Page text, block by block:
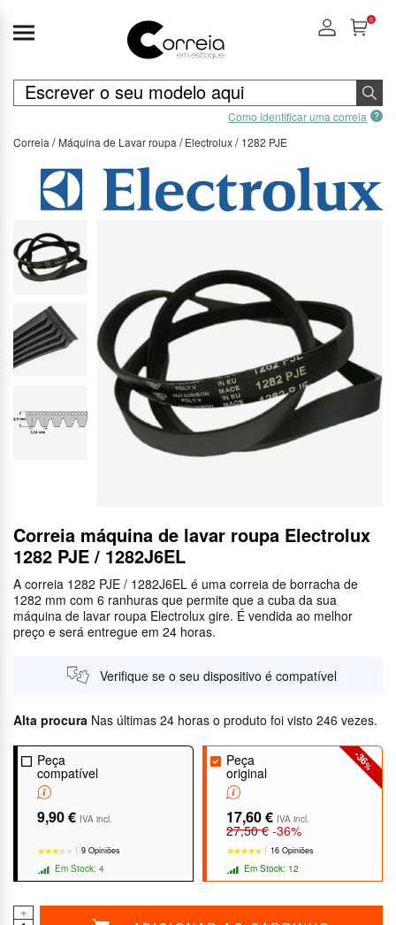
Como identificar uma correia
0
Correia Máquina de Lavar roupa Electrolux 1282 PJE
Correia máquina de lavar roupa Electrolux
1282 PJE / 1282J6EL
A correia 1282 PJE / 1282J6EL é uma correia de borracha de
1282 mm com 6 ranhuras que permite que a cuba da sua
máquina de lavar roupa Electrolux gire. É vendida ao melhor
preço e será entregue em 24 horas.
Verifique se o seu dispositivo é compatível
Alta procura Nas últimas 24 horas o produto foi visto 246 vezes.
Peça
compatível
9,90 € IVA incl.
9 Opiniões
Em Stock: 4
-36
%
Peça
original
17,60 € IVA incl.
27,50 € -36%
16 Opiniões
Em Stock: 12
+